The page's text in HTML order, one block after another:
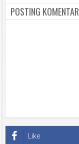
POSTING KOMENTAR
Like